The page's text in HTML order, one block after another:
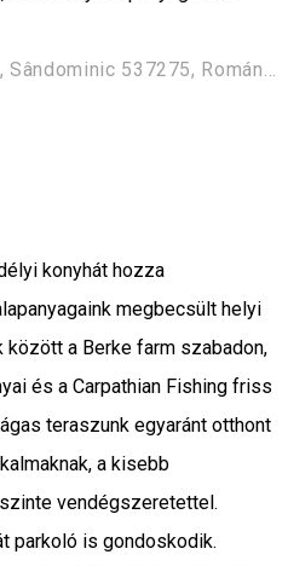
Strd. Principala, nr. 2024/A, Sândominic 537275, Románia
konyhát hozza
megbecsült helyi
a Berke farm szabadon,
és a Carpathian Fishing friss
teraszunk egyaránt otthont
a kisebb
vendégszeretettel.
parkoló is gondoskodik.